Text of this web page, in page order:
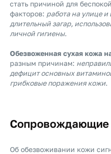
стать причиной для
факторов: работа на улице
длительный загар,
личной гигиены.
Обезвоженная сухая кожа
разным причинам:
дефицит основных
грибковые поражения кожи.
Сопровождающие
Об обезвоживании кожи